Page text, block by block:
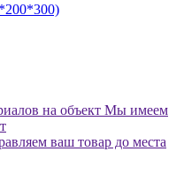
на объект Мы имеем
ваш товар до места